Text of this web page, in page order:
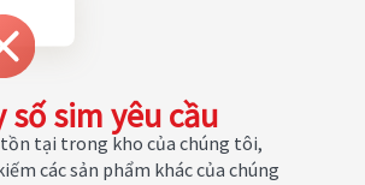
sim yêu cầu
tại trong kho của chúng tôi,
các sản phẩm khác của chúng